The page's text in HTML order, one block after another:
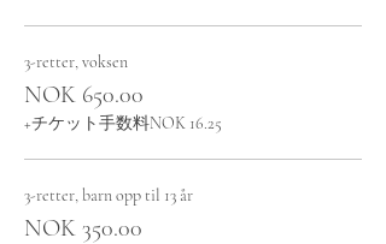
3-retter, voksen
NOK 650.00
+チケット手数料NOK 16.25
3-retter, barn opp til 13 år
NOK 350.00